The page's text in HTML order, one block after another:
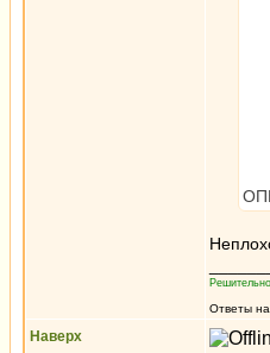
Ответы на
Наверх